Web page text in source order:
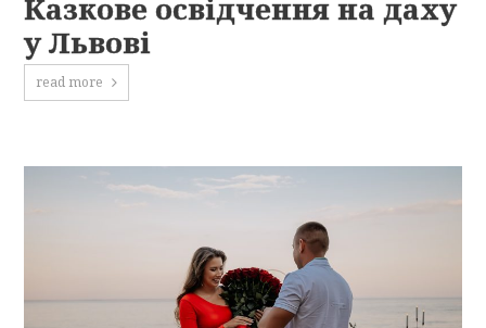
Казкове освідчення на даху
у Львові
read more